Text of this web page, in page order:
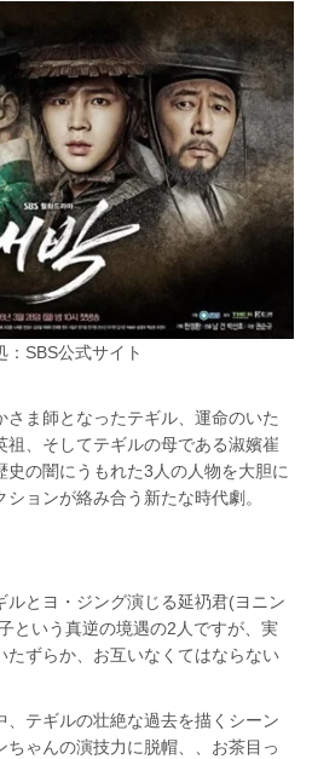
：SBS公式サイト
ま師となったテギル、運命のいた
、そしてテギルの母である淑嬪崔
の闇にうもれた3人の人物を大胆に
ョンが絡み合う新たな時代劇。
とヨ・ジング演じる延礽君(ヨニン
という真逆の境遇の2人ですが、実
たずらか、お互いなくてはならない
、テギルの壮絶な過去を描くシーン
ゃんの演技力に脱帽、、お茶目っ